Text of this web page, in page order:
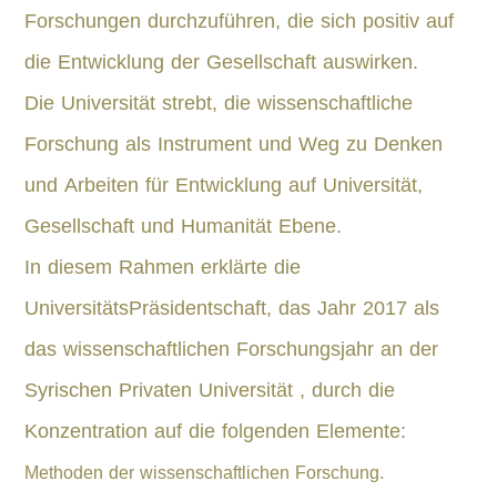
Forschungen durchzuführen, die sich positiv auf
die Entwicklung der Gesellschaft auswirken.
Die Universität strebt, die wissenschaftliche
Forschung als Instrument und Weg zu Denken
und Arbeiten für Entwicklung auf Universität,
Gesellschaft und Humanität Ebene.
In diesem Rahmen erklärte die
UniversitätsPräsidentschaft, das Jahr 2017 als
das wissenschaftlichen Forschungsjahr an der
Syrischen Privaten Universität , durch die
Konzentration auf die folgenden Elemente:
Methoden der wissenschaftlichen Forschung.